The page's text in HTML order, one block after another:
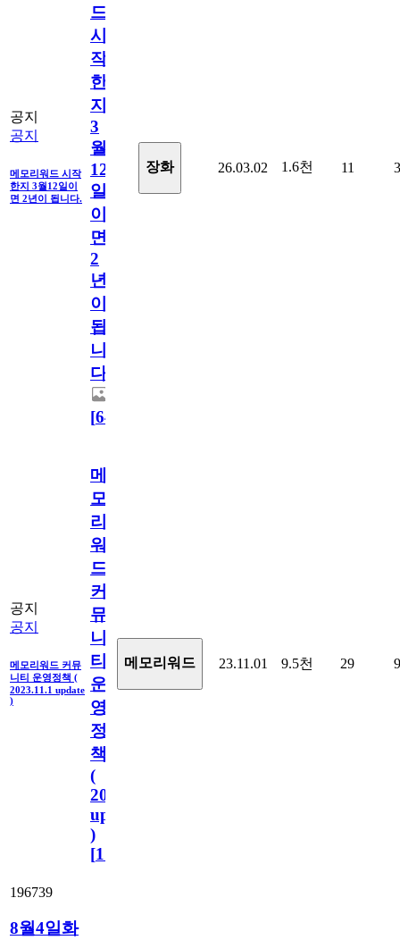
공지
공지
메모리워드 시작
한지 3월12일이
면 2년이 됩니다.
드
시
작
한
지
3
월
12
일
이
면
2
년
이
됩
니
다.
[64
장화 26.03.02 1.6천 11 3
공지
공지
메모리워드 커뮤
니티 운영정책 (
2023.11.1 update
)
메
모
리
워
드
커
뮤
니
티
운
영
정
책
(
2023.11.1
update
)
[110
메모리워드 23.11.01 9.5천 29 9
196739
8월4일화